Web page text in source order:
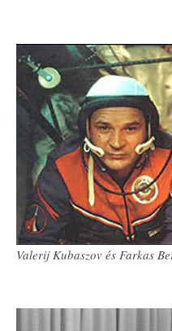
Valerij Kubaszov és Farkas